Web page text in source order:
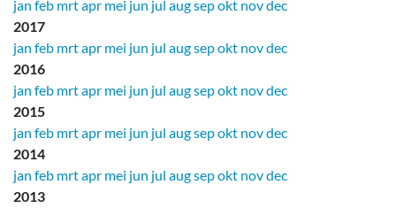
jan feb mrtapr mei jun jul augsepokt novdec
2017
jan feb mrtapr mei jun jul augsepokt novdec
2016
jan feb mrtapr mei jun jul augsepokt novdec
2015
jan feb mrtapr mei jun jul augsepokt novdec
2014
jan feb mrtapr mei jun jul augsepokt novdec
2013